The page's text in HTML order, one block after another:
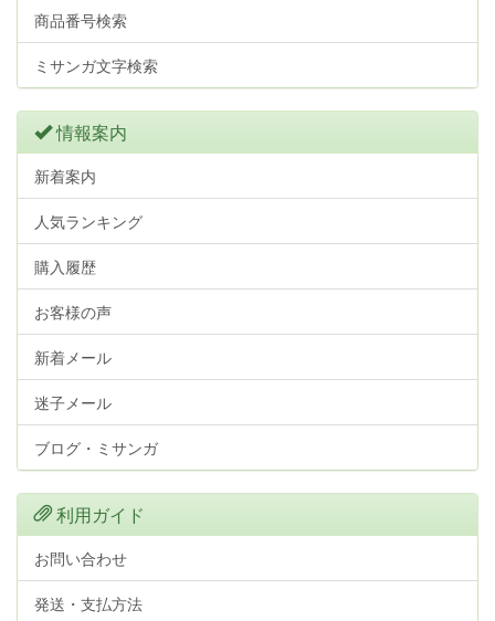
商品番号検索
ミサンガ文字検索
情報案内
新着案内
人気ランキング
購入履歴
お客様の声
新着メール
迷子メール
ブログ・ミサンガ
利用ガイド
お問い合わせ
発送・支払方法